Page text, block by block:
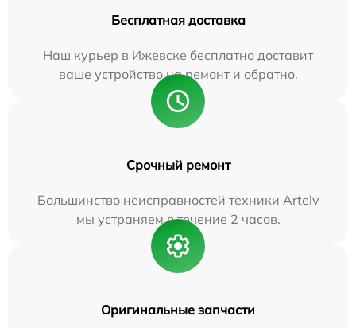
Бесплатная доставка
Наш курьер в Ижевске бесплатно доставит
ваше устройство на ремонт и обратно.
Срочный ремонт
Большинство неисправностей техники Artelv
мы устраняем в течение 2 часов.
Оригинальные запчасти